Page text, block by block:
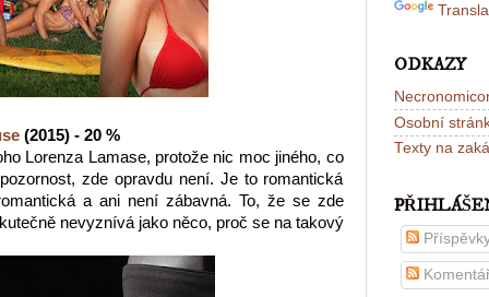
(2015) - 20 %
Lorenza Lamase, protože nic moc jiného, co
zde opravdu není. Je to romantická
a ani není zábavná. To, že se zde
nevyznívá jako něco, proč se na takový
ODKAZY
Osobní
Texty na